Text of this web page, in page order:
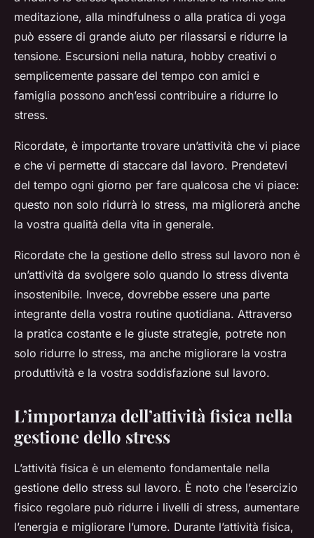
meditazione, alla mindfulness o alla pratica di yoga
può essere di grande aiuto per rilassarsi e ridurre la
tensione. Escursioni nella natura, hobby creativi o
semplicemente passare del tempo con amici e
famiglia possono anch’essi contribuire a ridurre lo
stress.
Ricordate, è importante trovare un’attività che vi piace
e che vi permette di staccare dal lavoro. Prendetevi
del tempo ogni giorno per fare qualcosa che vi piace:
questo non solo ridurrà lo stress, ma migliorerà anche
la vostra qualità della vita in generale.
Ricordate che la gestione dello stress sul lavoro non è
un’attività da svolgere solo quando lo stress diventa
insostenibile. Invece, dovrebbe essere una parte
integrante della vostra routine quotidiana. Attraverso
la pratica costante e le giuste strategie, potrete non
solo ridurre lo stress, ma anche migliorare la vostra
produttività e la vostra soddisfazione sul lavoro.
L’importanza dell’attività fisica nella
gestione dello stress
L’attività fisica è un elemento fondamentale nella
gestione dello stress sul lavoro. È noto che l’esercizio
fisico regolare può ridurre i livelli di stress, aumentare
l’energia e migliorare l’umore. Durante l’attività fisica,